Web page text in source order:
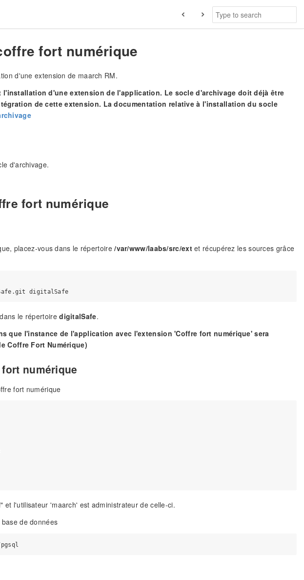
fort numérique
d'une extension de maarch RM.
d'une extension de l'application. Le socle d'archivage doit déjà être
de cette extension. La documentation relative à l'installation du socle
d'archivage.
fort numérique
placez-vous dans le répertoire/var/www/laabs/src/extet récupérez les sources grâce
le répertoiredigitalSafe.
que l'instance de l'application avec l'extension 'Coffre fort numérique' sera
Coffre Fort Numérique)
numérique
fort numérique
et l'utilisateur 'maarch' est administrateur de celle-ci.
de données